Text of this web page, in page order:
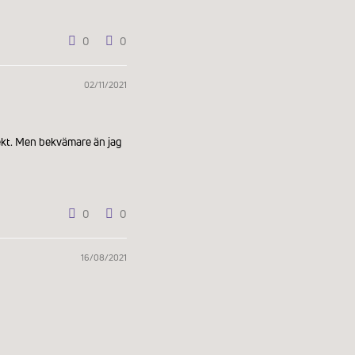
0 0
02/11/2021
Men bekvämare än jag
0 0
16/08/2021